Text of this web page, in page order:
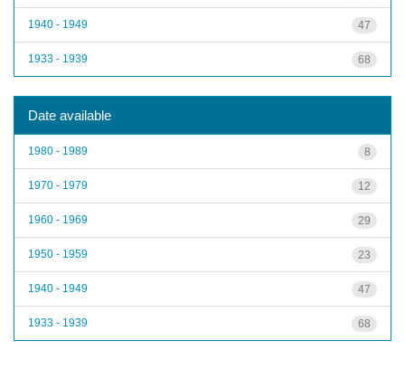
47
1940 - 1949
68
1933 - 1939
Date available
8
1980 - 1989
12
1970 - 1979
29
1960 - 1969
23
1950 - 1959
47
1940 - 1949
68
1933 - 1939